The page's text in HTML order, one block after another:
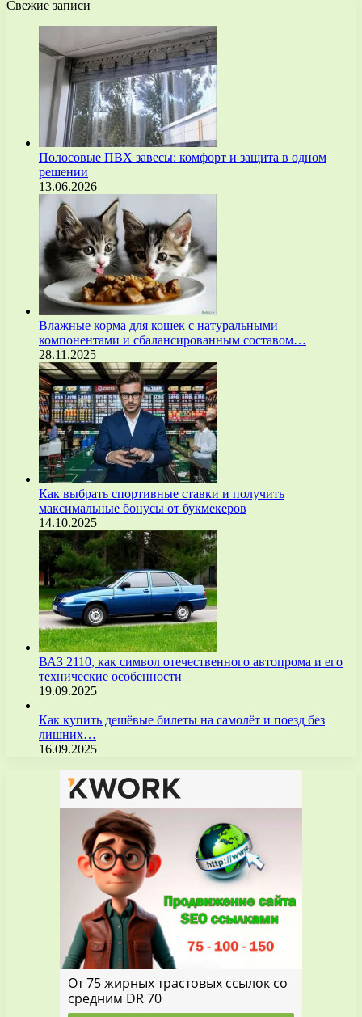
Свежие записи
Полосовые ПВХ завесы: комфорт и защита в одном
решении
13.06.2026
Влажные корма для кошек с натуральными
компонентами и сбалансированным составом…
28.11.2025
Как выбрать спортивные ставки и получить
максимальные бонусы от букмекеров
14.10.2025
ВАЗ 2110, как символ отечественного автопрома и его
технические особенности
19.09.2025
Как купить дешёвые билеты на самолёт и поезд без
лишних…
16.09.2025